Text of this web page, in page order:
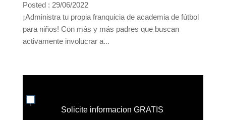
Posted : 29/06/2022
¡Administra tu propia franquicia de academia de fútbol
para niños! Con más y más padres que buscan
activamente involucrar a...
Solicite informacion GRATIS